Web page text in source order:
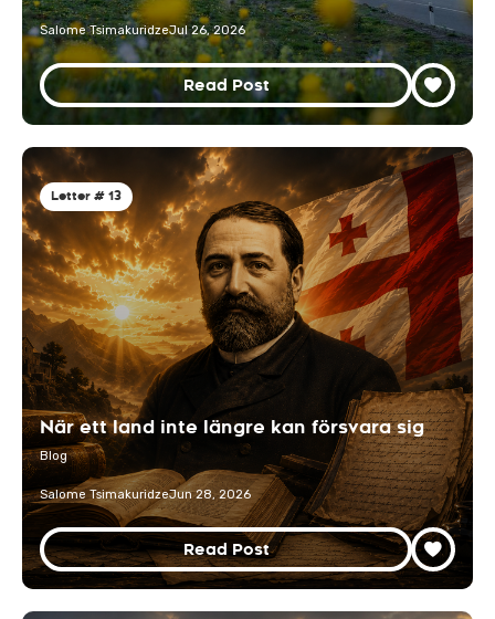
Salome TsimakuridzeJul 26, 2026
Read Post
Letter # 13
När ett land inte längre kan försvara sig
Blog
Salome TsimakuridzeJun 28, 2026
Read Post